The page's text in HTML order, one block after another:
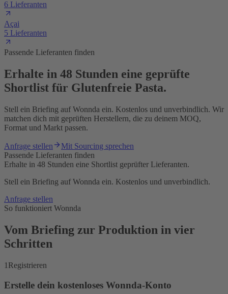
6 Lieferanten
Açai
5 Lieferanten
Passende Lieferanten finden
Erhalte in 48 Stunden eine geprüfte
Shortlist für Glutenfreie Pasta.
Stell ein Briefing auf Wonnda ein. Kostenlos und unverbindlich. Wir
matchen dich mit geprüften Herstellern, die zu deinem MOQ,
Format und Markt passen.
Anfrage stellen
Mit Sourcing sprechen
Passende Lieferanten finden
Erhalte in 48 Stunden eine Shortlist geprüfter Lieferanten.
Stell ein Briefing auf Wonnda ein. Kostenlos und unverbindlich.
Anfrage stellen
So funktioniert Wonnda
Vom Briefing zur Produktion in vier
Schritten
1 Registrieren
Erstelle dein kostenloses Wonnda-Konto